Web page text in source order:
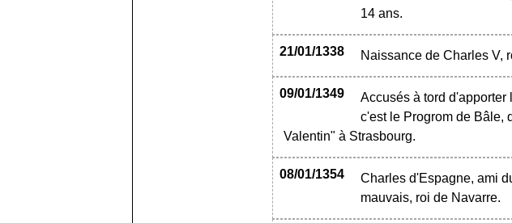
14 ans.
21/01/1338 Naissance de Charles V,
09/01/1349
Accusés à tord d'apporter
c'est le Progrom de Bâle,
Valentin" à Strasbourg.
08/01/1354
Charles d'Espagne, ami
mauvais, roi de Navarre.